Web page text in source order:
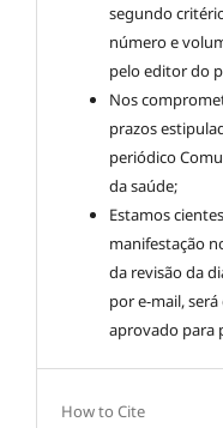
segundo
número e
pelo editor do
Nos
prazos
periódico
da saúde;
Estamos
manifestação
da revisão da
por e-mail,
aprovado para
How to Cite